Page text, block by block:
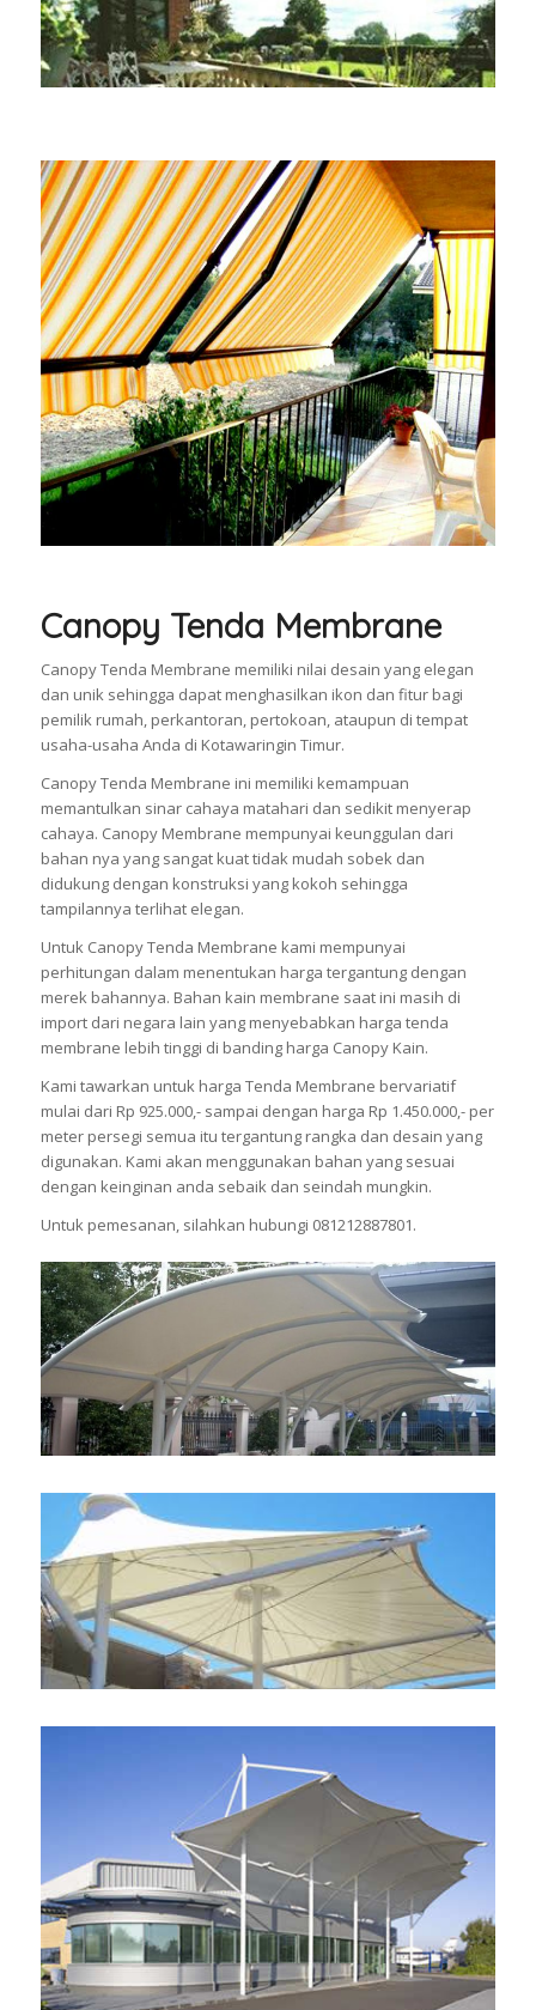
Canopy Tenda Membrane
Canopy Tenda Membrane memiliki nilai desain yang elegan
dan unik sehingga dapat menghasilkan ikon dan fitur bagi
pemilik rumah, perkantoran, pertokoan, ataupun di tempat
usaha-usaha Anda di Kotawaringin Timur.
Canopy Tenda Membrane ini memiliki kemampuan
memantulkan sinar cahaya matahari dan sedikit menyerap
cahaya. Canopy Membrane mempunyai keunggulan dari
bahan nya yang sangat kuat tidak mudah sobek dan
didukung dengan konstruksi yang kokoh sehingga
tampilannya terlihat elegan.
Untuk Canopy Tenda Membrane kami mempunyai
perhitungan dalam menentukan harga tergantung dengan
merek bahannya. Bahan kain membrane saat ini masih di
import dari negara lain yang menyebabkan harga tenda
membrane lebih tinggi di banding harga Canopy Kain.
Kami tawarkan untuk harga Tenda Membrane bervariatif
mulai dari Rp 925.000,- sampai dengan harga Rp 1.450.000,- per
meter persegi semua itu tergantung rangka dan desain yang
digunakan. Kami akan menggunakan bahan yang sesuai
dengan keinginan anda sebaik dan seindah mungkin.
Untuk pemesanan, silahkan hubungi 081212887801.